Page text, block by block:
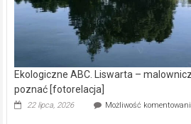
Ekologiczne ABC. Liswarta –
poznać [fotorelacja]
22 lipca, 2026 Możliwość